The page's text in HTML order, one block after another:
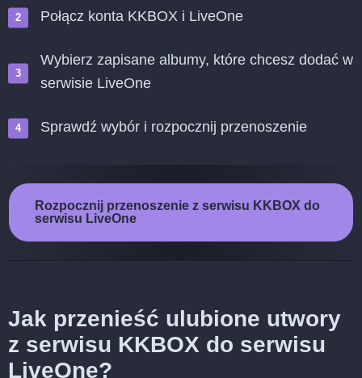
Połącz konta KKBOX i LiveOne
Wybierz zapisane albumy, które chcesz dodać w
serwisie LiveOne
Sprawdź wybór i rozpocznij przenoszenie
Rozpocznij przenoszenie z serwisu KKBOX do
serwisu LiveOne
Jak przenieść ulubione utwory
z serwisu KKBOX do serwisu
LiveOne?